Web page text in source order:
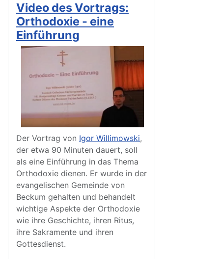
Video des Vortrags:
Orthodoxie - eine
Einführung
Der Vortrag von Igor Willimowski,
der etwa 90 Minuten dauert, soll
als eine Einführung in das Thema
Orthodoxie dienen. Er wurde in der
evangelischen Gemeinde von
Beckum gehalten und behandelt
wichtige Aspekte der Orthodoxie
wie ihre Geschichte, ihren Ritus,
ihre Sakramente und ihren
Gottesdienst.